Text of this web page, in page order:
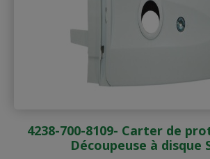
4238-700-8109- Carter de
Découpeuse à disque